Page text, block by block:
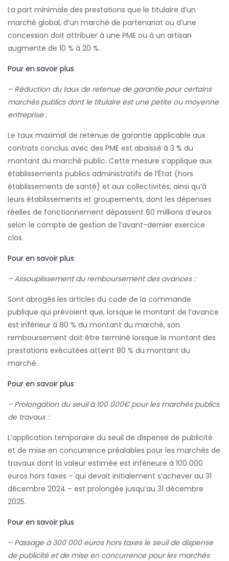
La part minimale des prestations que le titulaire d’un
marché global, d’un marché de partenariat ou d’une
concession doit attribuer à une PME ou à un artisan
augmente de 10 % à 20 %.
Pour en savoir plus
– Réduction du taux de retenue de garantie pour certains
marchés publics dont le titulaire est une petite ou moyenne
entreprise :
Le taux maximal de retenue de garantie applicable aux
contrats conclus avec des PME est abaissé à 3 % du
montant du marché public. Cette mesure s’applique aux
établissements publics administratifs de l’État (hors
établissements de santé) et aux collectivités, ainsi qu’à
leurs établissements et groupements, dont les dépenses
réelles de fonctionnement dépassent 60 millions d’euros
selon le compte de gestion de l’avant-dernier exercice
clos.
Pour en savoir plus
– Assouplissement du remboursement des avances :
Sont abrogés les articles du code de la commande
publique qui prévoient que, lorsque le montant de l’avance
est inférieur à 80 % du montant du marché, son
remboursement doit être terminé lorsque le montant des
prestations exécutées atteint 80 % du montant du
marché.
Pour en savoir plus
– Prolongation du seuil à 100 000€ pour les marchés publics
de travaux :
L’application temporaire du seuil de dispense de publicité
et de mise en concurrence préalables pour les marchés de
travaux dont la valeur estimée est inférieure à 100 000
euros hors taxes – qui devait initialement s’achever au 31
décembre 2024 – est prolongée jusqu’au 31 décembre
2025.
Pour en savoir plus
– Passage à 300 000 euros hors taxes le seuil de dispense
de publicité et de mise en concurrence pour les marchés